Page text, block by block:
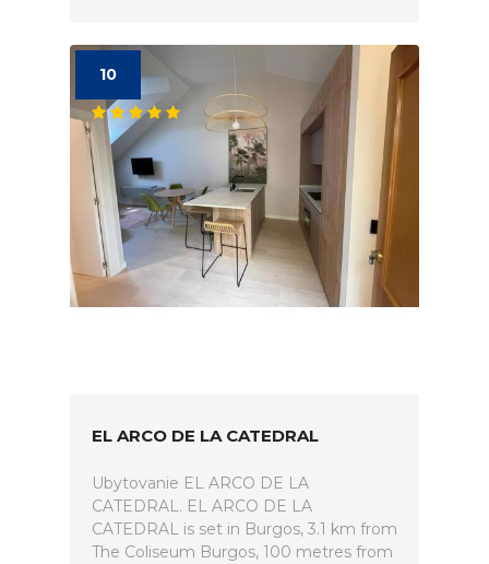
10
EL ARCO DE LA CATEDRAL
Ubytovanie EL ARCO DE LA
CATEDRAL. EL ARCO DE LA
CATEDRAL is set in Burgos, 3.1 km from
The Coliseum Burgos, 100 metres from